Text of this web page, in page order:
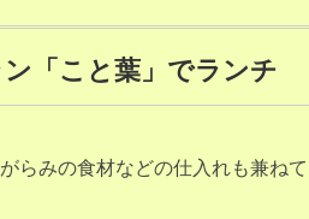
「こと葉」でランチ
らみの食材などの仕入れも兼ね